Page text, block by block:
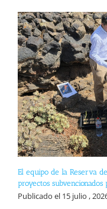
El equipo de la Reserva
proyectos subvencionados
Publicado el 15 julio ,